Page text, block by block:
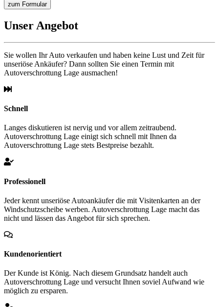
zum Formular
Unser Angebot
Sie wollen Ihr Auto verkaufen und haben keine Lust und Zeit für
unseriöse Ankäufer? Dann sollten Sie einen Termin mit
Autoverschrottung Lage ausmachen!
Schnell
Langes diskutieren ist nervig und vor allem zeitraubend.
Autoverschrottung Lage einigt sich schnell mit Ihnen da
Autoverschrottung Lage stets Bestpreise bezahlt.
Professionell
Jeder kennt unseriöse Autoankäufer die mit Visitenkarten an der
Windschutzscheibe werben. Autoverschrottung Lage macht das
nicht und lässen das Angebot für sich sprechen.
Kundenorientiert
Der Kunde ist König. Nach diesem Grundsatz handelt auch
Autoverschrottung Lage und versucht Ihnen soviel Aufwand wie
möglich zu ersparen.